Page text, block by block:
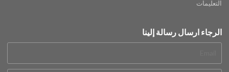
التعليمات
الرجاء ارسال رسالة إلينا